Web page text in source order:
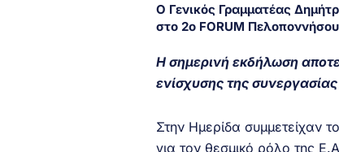
Ο Γενικός Γραμματέας
στο 2ο FORUM
Η σημερινή εκδήλωση
ενίσχυσης της
Στην Ημερίδα συμμετείχαν
για τον θεσμικό ρόλο της